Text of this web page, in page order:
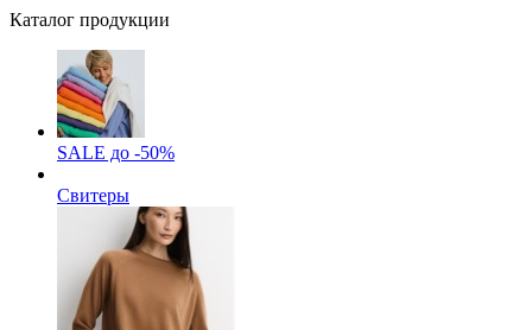
Каталог продукции
SALE до -50%
Свитеры